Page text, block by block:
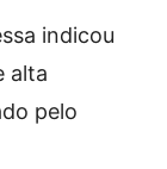
indicou
alta
pelo